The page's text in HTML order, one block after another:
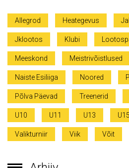
Allegrod Heategevus
Jklootos Klubi
Meeskond Meistrivõistlused
Naiste Esiliiga Noored
Põlva Päevad Treenerid
U10 U11 U13 U15
Valikturniir Viik Võit